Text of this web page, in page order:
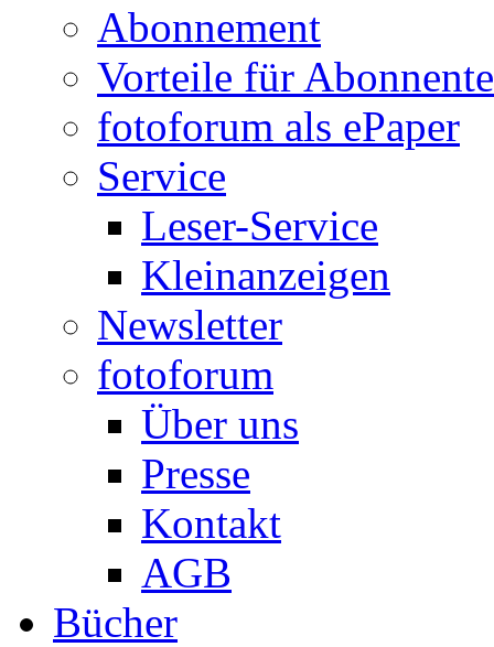
Abonnement
Vorteile für
fotoforum als ePaper
Service
Leser-Service
Kleinanzeigen
Newsletter
fotoforum
Über uns
Presse
Kontakt
AGB
Bücher